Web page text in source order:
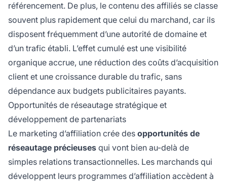
référencement. De plus, le contenu des affiliés se classe
souvent plus rapidement que celui du marchand, car ils
disposent fréquemment d’une autorité de domaine et
d’un trafic établi. L’effet cumulé est une visibilité
organique accrue, une réduction des coûts d’acquisition
client et une croissance durable du trafic, sans
dépendance aux budgets publicitaires payants.
Opportunités de réseautage stratégique et
développement de partenariats
Le marketing d’affiliation crée des opportunités de
réseautage précieuses qui vont bien au-delà de
simples relations transactionnelles. Les marchands qui
développent leurs programmes d’affiliation accèdent à